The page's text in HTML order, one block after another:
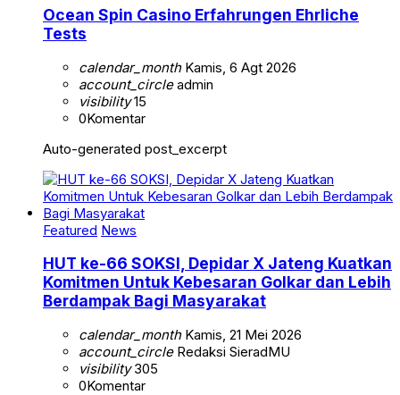
Ocean Spin Casino Erfahrungen Ehrliche
Tests
calendar_monthKamis, 6 Agt 2026
account_circleadmin
visibility15
0Komentar
Auto-generated post_excerpt
Featured News
HUT ke-66 SOKSI, Depidar X Jateng Kuatkan
Komitmen Untuk Kebesaran Golkar dan Lebih
Berdampak Bagi Masyarakat
calendar_monthKamis, 21 Mei 2026
account_circleRedaksi SieradMU
visibility305
0Komentar